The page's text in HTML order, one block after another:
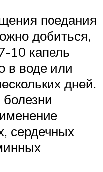
поедания
добиться,
10 капель
в воде или
дней.
сердечных